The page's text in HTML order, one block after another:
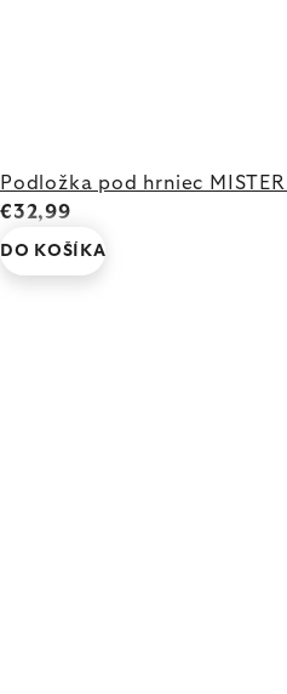
Podložka pod hrniec
€32,99
DO KOŠÍKA